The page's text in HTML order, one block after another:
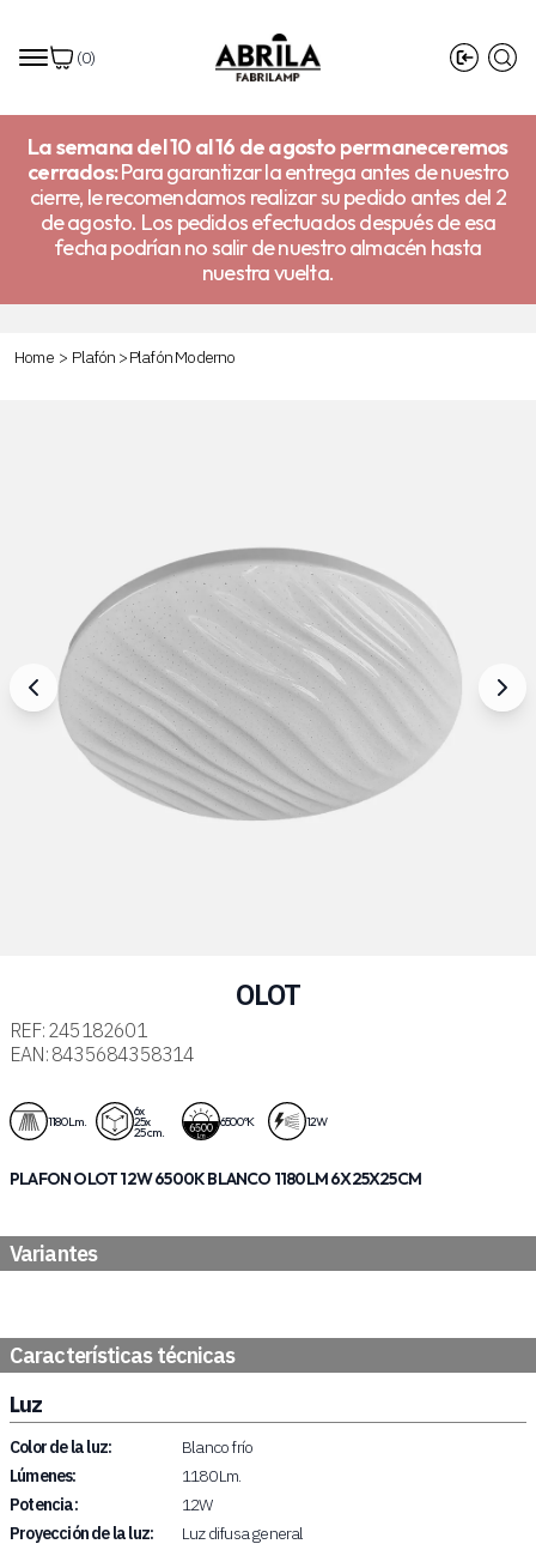
(0)
La semana del 10 al 16 de agosto permaneceremos
cerrados:Para garantizar la entrega antes de nuestro
cierre, le recomendamos realizar su pedido antes del 2
de agosto. Los pedidos efectuados después de esa
fecha podrían no salir de nuestro almacén hasta
nuestra vuelta.
Home > Plafón >Plafón Moderno
OLOT
REF: 245182601
EAN: 8435684358314
1180 Lm.
6x
25x
25 cm.
6500 ºK 12W
PLAFON OLOT 12W 6500K BLANCO 1180LM 6X25X25CM
Variantes
Características técnicas
Luz
Color de la luz:
Blanco frío
Lúmenes:
1180 Lm.
Potencia:
12W
Proyección de la luz:
Luz difusa general